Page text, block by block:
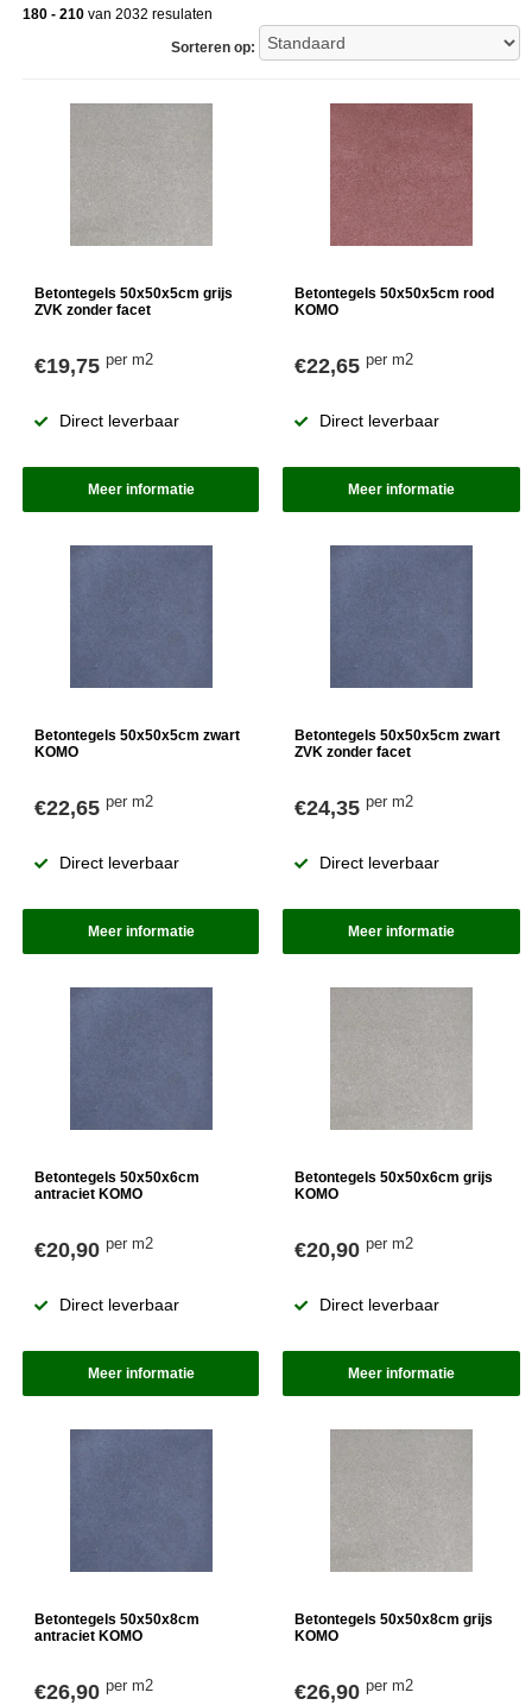
180 - 210van 2032 resulaten
Sorteren op:
Betontegels 50x50x5cm grijs
ZVK zonder facet
€19,75 per m2
Direct leverbaar
Meer informatie
Betontegels 50x50x5cm rood
KOMO
€22,65per m2
Direct leverbaar
Meer informatie
Betontegels 50x50x5cm zwart
KOMO
€22,65 per m2
Direct leverbaar
Meer informatie
Betontegels 50x50x5cm zwart
ZVK zonder facet
€24,35per m2
Direct leverbaar
Meer informatie
Betontegels 50x50x6cm
antraciet KOMO
€20,90 per m2
Direct leverbaar
Meer informatie
Betontegels 50x50x6cm grijs
KOMO
€20,90per m2
Direct leverbaar
Meer informatie
Betontegels 50x50x8cm
antraciet KOMO
€26,90 per m2
Betontegels 50x50x8cm grijs
KOMO
€26,90per m2